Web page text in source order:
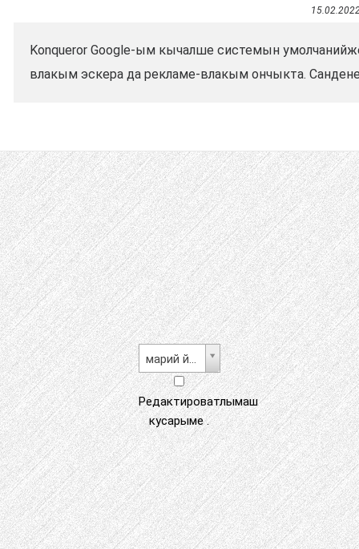
Konqueror Google-ым кычалше системын
влакым эскера да рекламе-влакым ончыкта.
марий йылме
Редактироватлымаш
кусарыме .